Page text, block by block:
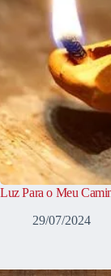
Luz Para o Meu
29/07/2024